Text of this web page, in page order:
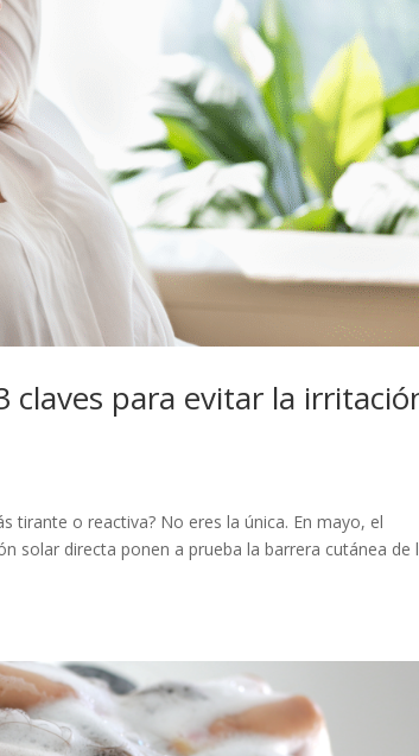
claves para evitar la
tirante o reactiva? No eres la única. En mayo, el
solar directa ponen a prueba la barrera cutánea de